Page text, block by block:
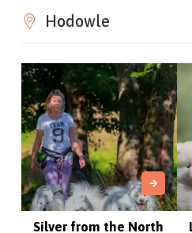
psy duże, samoyed może
Uzupełniaj je o olej lniany
wygląd sierści. Regularnie
jego ciała, szczególnie
nie widać tak bardzo pod